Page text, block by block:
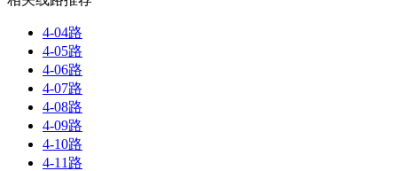
4-04路
4-05路
4-06路
4-07路
4-08路
4-09路
4-10路
4-11路